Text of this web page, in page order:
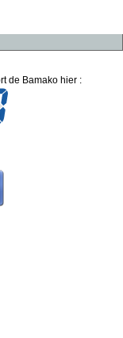
de Bamako hier :